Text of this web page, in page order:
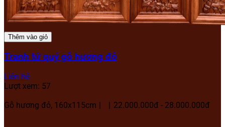
Thêm vào giỏ
Tranh tứ quý gỗ hương đỏ
Liên hệ
Lượt xem: 57
Gỗ hương đỏ, 160x115cm
22.000.000đ - 28.000.000đ